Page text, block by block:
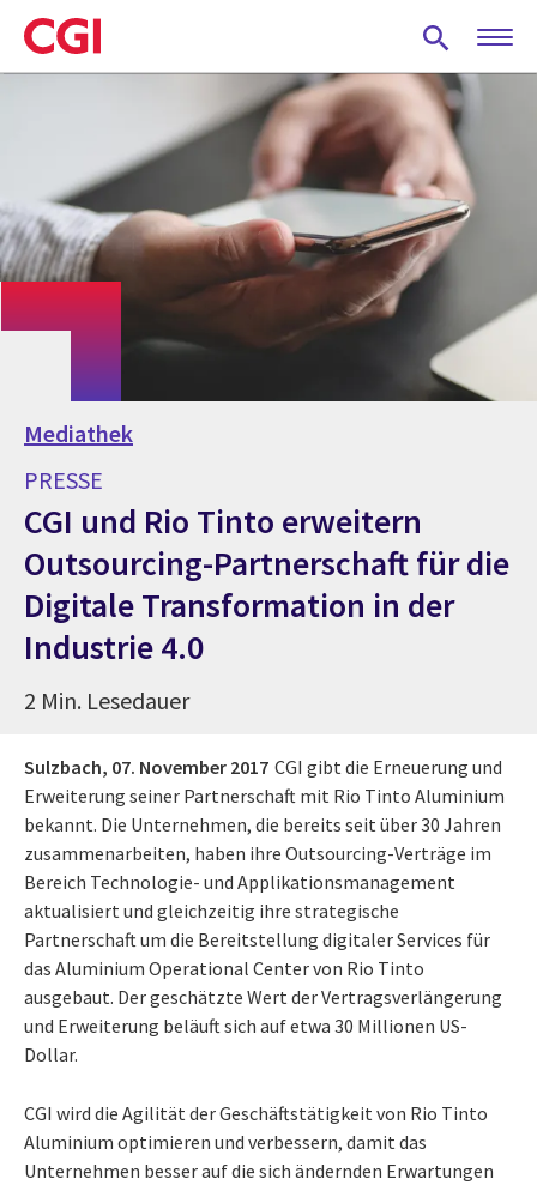
Skip
to
main
Mediathek
PRESSE
CGI und Rio Tinto erweitern
Outsourcing-Partnerschaft für die
Digitale Transformation in der
Industrie 4.0
2 Min. Lesedauer
Sulzbach, 07. November 2017 CGI gibt die Erneuerung und
Erweiterung seiner Partnerschaft mit Rio Tinto Aluminium
bekannt. Die Unternehmen, die bereits seit über 30 Jahren
zusammenarbeiten, haben ihre Outsourcing-Verträge im
Bereich Technologie- und Applikationsmanagement
aktualisiert und gleichzeitig ihre strategische
Partnerschaft um die Bereitstellung digitaler Services für
das Aluminium Operational Center von Rio Tinto
ausgebaut. Der geschätzte Wert der Vertragsverlängerung
und Erweiterung beläuft sich auf etwa 30 Millionen US-
Dollar.
CGI wird die Agilität der Geschäftstätigkeit von Rio Tinto
Aluminium optimieren und verbessern, damit das
Unternehmen besser auf die sich ändernden Erwartungen